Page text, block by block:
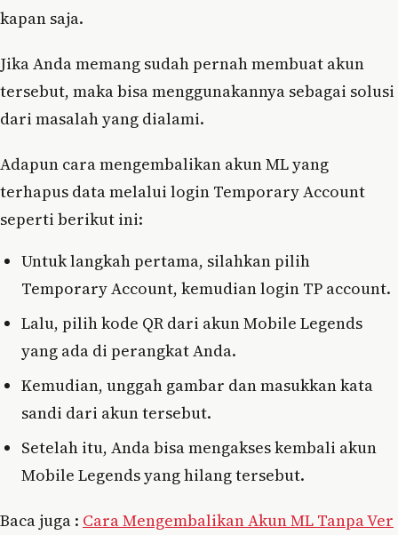
kapan saja.
Jika Anda memang sudah pernah membuat akun
tersebut, maka bisa menggunakannya sebagai solusi
dari masalah yang dialami.
Adapun cara mengembalikan akun ML yang
terhapus data melalui login Temporary Account
seperti berikut ini:
Untuk langkah pertama, silahkan pilih
Temporary Account, kemudian login TP account.
Lalu, pilih kode QR dari akun Mobile Legends
yang ada di perangkat Anda.
Kemudian, unggah gambar dan masukkan kata
sandi dari akun tersebut.
Setelah itu, Anda bisa mengakses kembali akun
Mobile Legends yang hilang tersebut.
Baca juga : Cara Mengembalikan Akun ML Tanpa Ver